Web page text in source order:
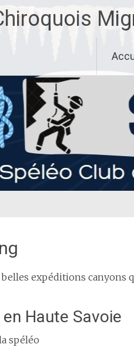
expéditions canyons
Haute Savoie
spéléo